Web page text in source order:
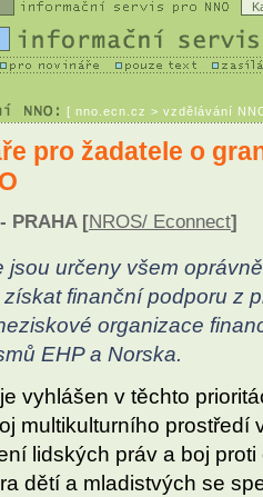
[ nno.ecn.cz > vzdělávání
pro žadatele o
PRAHA [NROS/ Econnect]
jsou určeny všem
finanční podporu z
organizace
EHP a Norska.
vyhlášen v těchto
multikulturního prostředí
lidských práv a boj
dětí a mladistvých se